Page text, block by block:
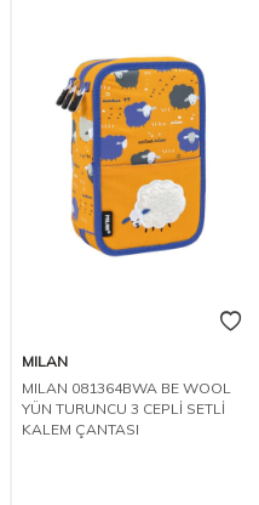
MILAN
MILAN 081364BWA BE WOOL
YÜN TURUNCU 3 CEPLİ SETLİ
KALEM ÇANTASI